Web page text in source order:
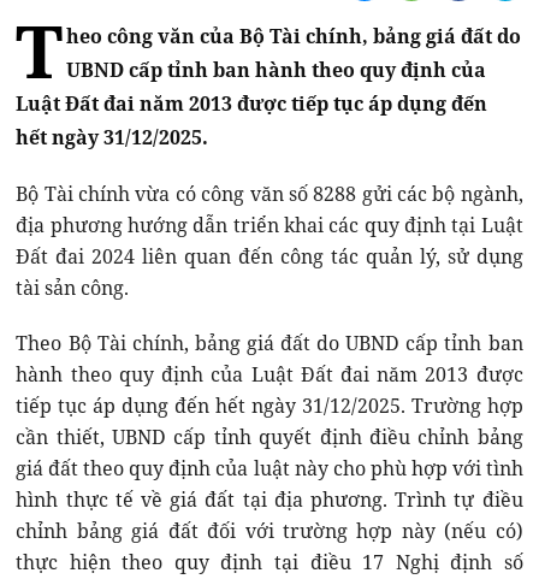
Theo công văn của Bộ Tài chính, bảng giá đất do
UBND cấp tỉnh ban hành theo quy định của
Luật Đất đai năm 2013 được tiếp tục áp dụng đến
hết ngày 31/12/2025.
Bộ Tài chính vừa có công văn số 8288 gửi các bộ ngành,
địa phương hướng dẫn triển khai các quy định tại Luật
Đất đai 2024 liên quan đến công tác quản lý, sử dụng
tài sản công.
Theo Bộ Tài chính, bảng giá đất do UBND cấp tỉnh ban
hành theo quy định của Luật Đất đai năm 2013 được
tiếp tục áp dụng đến hết ngày 31/12/2025. Trường hợp
cần thiết, UBND cấp tỉnh quyết định điều chỉnh bảng
giá đất theo quy định của luật này cho phù hợp với tình
hình thực tế về giá đất tại địa phương. Trình tự điều
chỉnh bảng giá đất đối với trường hợp này (nếu có)
thực hiện theo quy định tại điều 17 Nghị định số